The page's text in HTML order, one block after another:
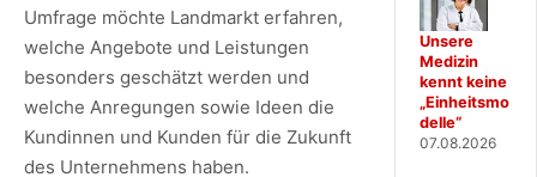
Umfrage möchte Landmarkt erfahren,
welche Angebote und Leistungen
besonders geschätzt werden und
welche Anregungen sowie Ideen die
Kundinnen und Kunden für die Zukunft
des Unternehmens haben.
Unsere
Medizin
kennt keine
„Einheitsmo
delle“
07.08.2026